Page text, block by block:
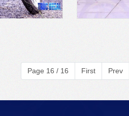
Page 16 / 16 First Prev